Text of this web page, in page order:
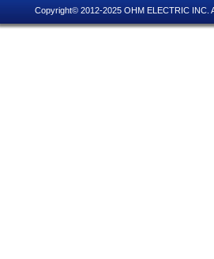
Copyright© 2012-2025 OHM ELECTRIC INC.